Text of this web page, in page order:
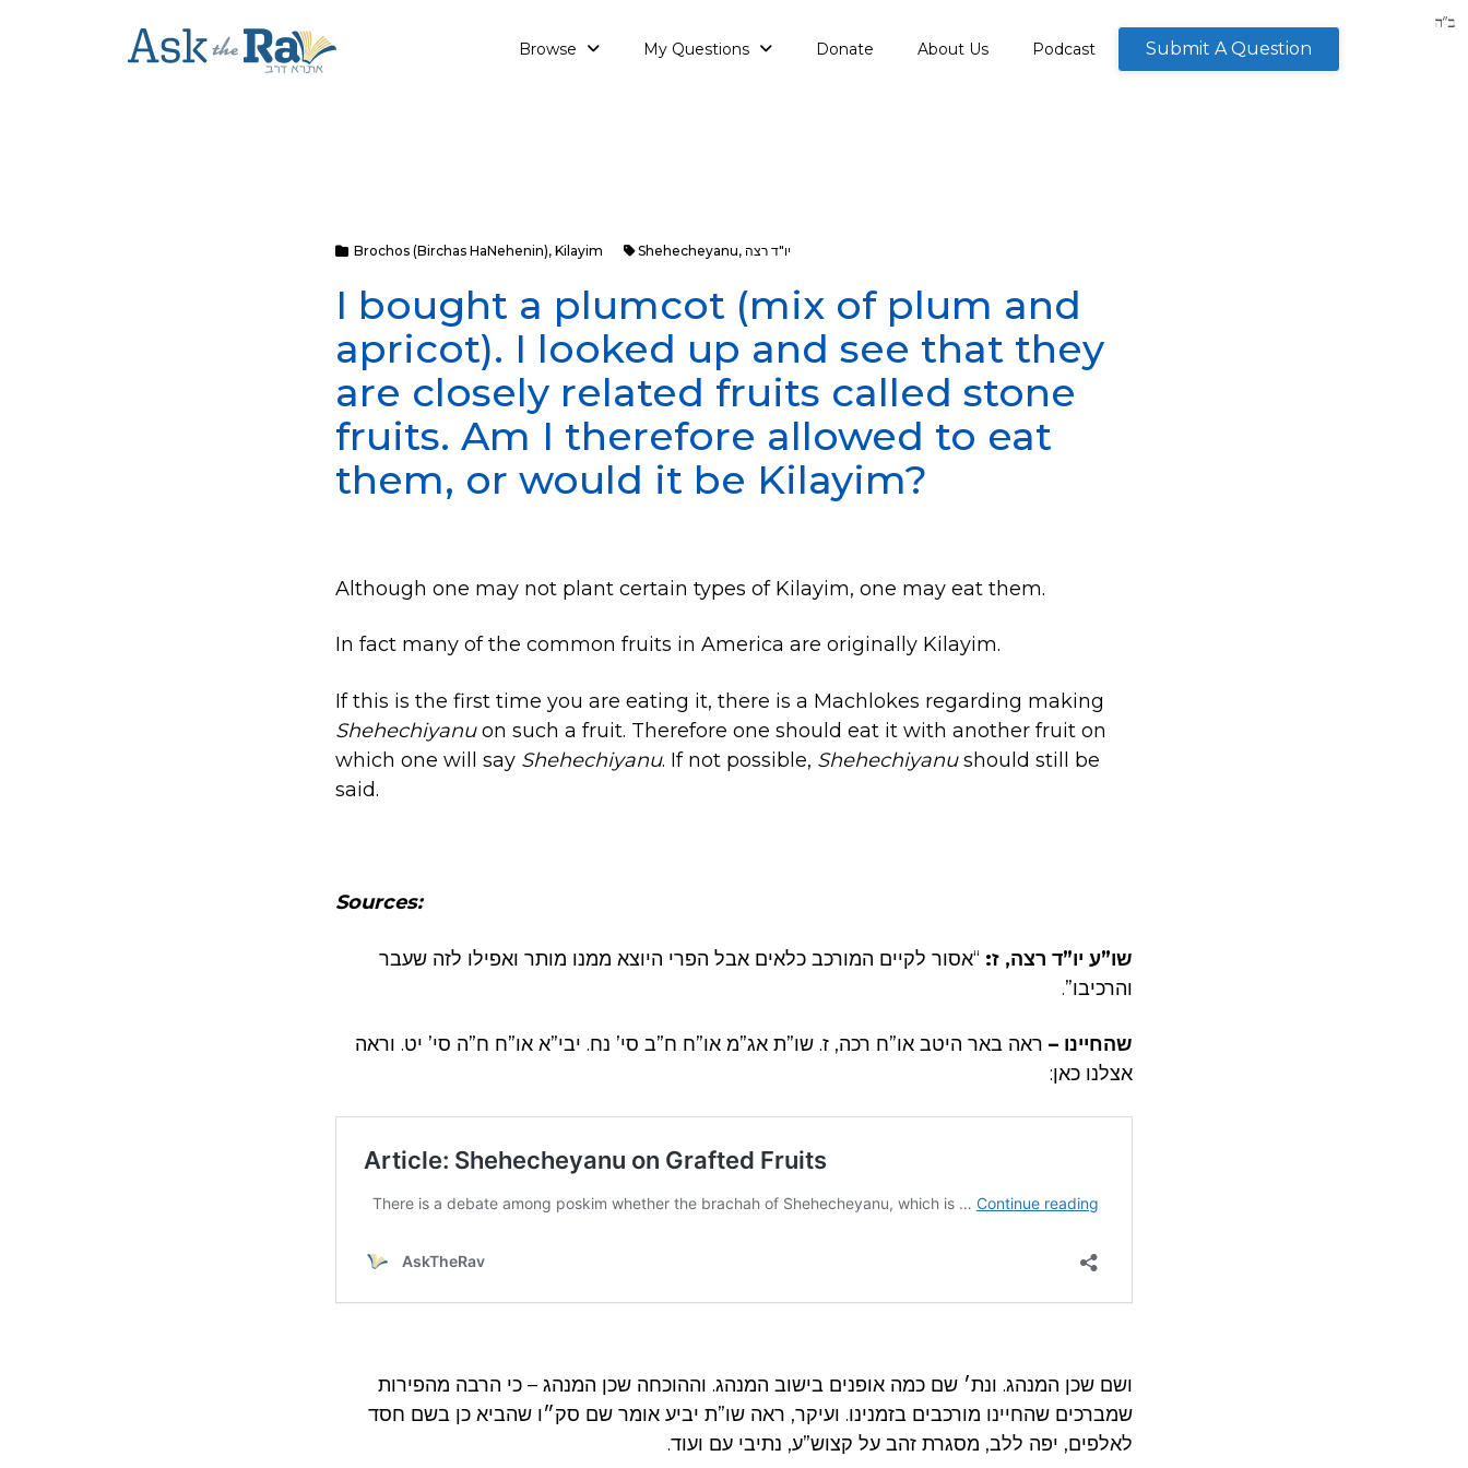
Browse My Questions Donate About Us Podcast Submit A Question
Brochos (Birchas HaNehenin), Kilayim Shehecheyanu, יו"ד רצה
I bought a plumcot (mix of plum and
apricot). I looked up and see that they
are closely related fruits called stone
fruits. Am I therefore allowed to eat
them, or would it be Kilayim?
Although one may not plant certain types of Kilayim, one may eat them.
In fact many of the common fruits in America are originally Kilayim.
If this is the first time you are eating it, there is a Machlokes regarding making
Shehechiyanuon such a fruit. Therefore one should eat it with another fruit on
which one will say Shehechiyanu. If not possible, Shehechiyanushould still be
said.
Sources:
שו”ע יו”ד רצה, ז: “אסור לקיים המורכב כלאים אבל הפרי היוצא ממנו מותר ואפילו לזה שעבר
והרכיבו”.
שהחיינו – ראה באר היטב או”ח רכה, ז. שו”ת אג”מ או”ח ח”ב סי’ נח. יבי”א או”ח ח”ה סי’ יט. וראה
אצלנו כאן:
ושם שכן המנהג. ונת׳ שם כמה אופנים בישוב המנהג. וההוכחה שכן המנהג – כי הרבה מהפירות
שמברכים שהחיינו מורכבים בזמנינו. ועיקר, ראה שו”ת יביע אומר שם סק״ו שהביא כן בשם חסד
לאלפים, יפה ללב, מסגרת זהב על קצוש”ע, נתיבי עם ועוד.